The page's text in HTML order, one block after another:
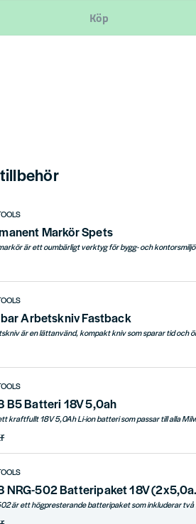
Köp
Markör Spets
Arbetskniv Fastback
B5 Batteri 18V 5,0ah
Milwaukee